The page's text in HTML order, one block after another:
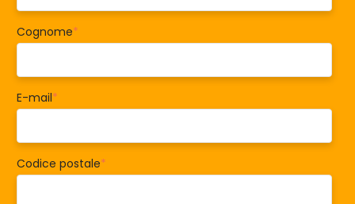
Cognome*
E-mail*
Codice postale*